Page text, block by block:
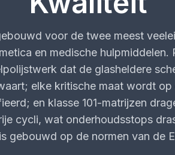
voor de twee meest
en medische hulpmiddelen.
dat de glasheldere
elke kritische maat wordt
en klasse 101-matrijzen
cycli, wat onderhoudsstops
gebouwd op de normen van de